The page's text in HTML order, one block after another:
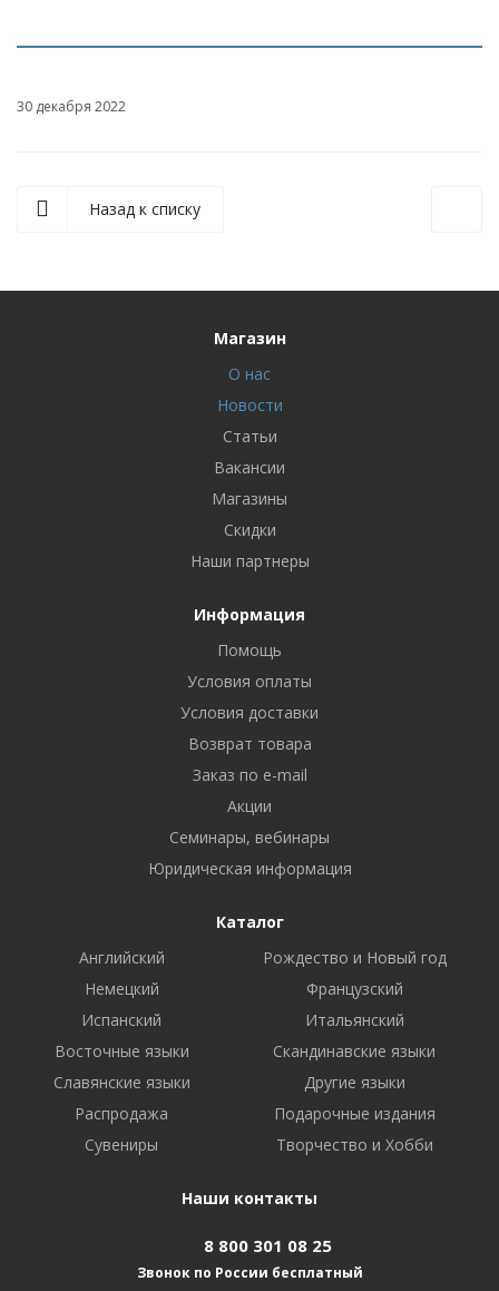
30 декабря 2022
Назад к списку
Магазин
О нас
Новости
Статьи
Вакансии
Магазины
Скидки
Наши партнеры
Информация
Помощь
Условия оплаты
Условия доставки
Возврат товара
Заказ по e-mail
Акции
Семинары, вебинары
Юридическая информация
Каталог
Английский
Рождество и Новый год
Немецкий
Французский
Испанский
Итальянский
Восточные языки
Скандинавские языки
Славянские языки
Другие языки
Распродажа
Подарочные издания
Сувениры
Творчество и Хобби
Наши контакты
8 800 301 08 25
Звонок по России бесплатный